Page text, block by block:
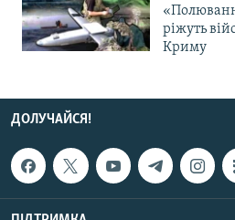
ріжуть
Криму
ДОЛУЧАЙСЯ!